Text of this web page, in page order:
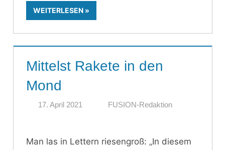
WEITERLESEN
Mittelst Rakete in den
Mond
17. April 2021 FUSION-Redaktion
Man las in Lettern riesengroß: „In diesem